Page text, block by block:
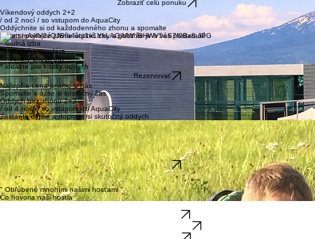
Zobraziť celú ponuku
Víkendový oddych 2+2
/ od 2 nocí / so vstupom do AquaCity
Oddýchnite si od každodenného zhonu a spomalte
Užite si pokojné chvíle útulné izby a pocit že je o vás postarané
* útulná izba
* pokojná atmosféra
* neskorý check-out
* ideálne pre krátky oddych
Rezervovať
Najlepšia cena priamo u nás
Spomalte a užite si spoločný čas
Oddych bez zhonu 2+2
/ od 4 nocí / so vstupom do AquaCity
Zostante dlhšie a doprajte si skutočný oddych
Tiché rána pokojné večery a chvíle na ktoréí sa nezabúda
* útulná izba
* záhrada a priestor na relax
* neskorý check-out
* ideálne pre hlbší oddych
Rezervovať
Najlepšia cena priamo u nás
Chvíle na ktorých záleži